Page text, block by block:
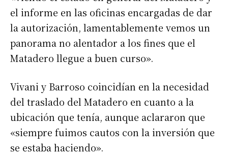
Suscribirme gratis
Dirección de correo electrónico*
el informe en las oficinas encargadas de dar
la autorización, lamentablemente vemos un
panorama no alentador a los fines que el
Matadero llegue a buen curso».
Vivani y Barroso coincidían en la necesidad
del traslado del Matadero en cuanto a la
ubicación que tenía, aunque aclararon que
«siempre fuimos cautos con la inversión que
se estaba haciendo».